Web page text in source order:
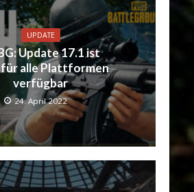
UPDATE
Update 17.1 ist
alle Plattformen
verfügbar
24. April 2022